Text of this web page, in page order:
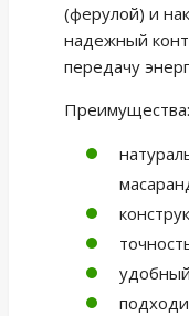
(ферулой) и
надежный
передачу
Преимущества: